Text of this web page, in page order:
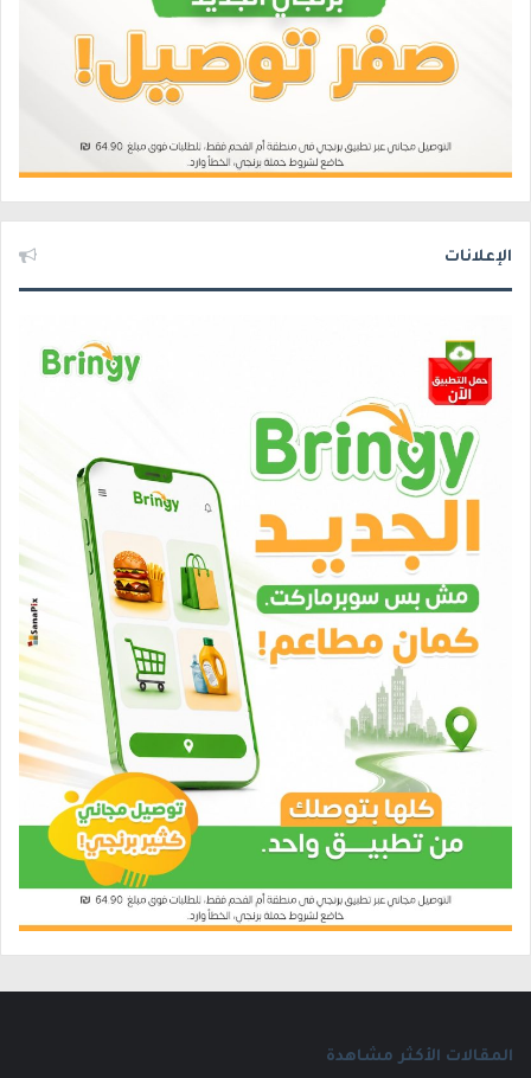
الإعلانات
المقالات الأكثر مشاهدة